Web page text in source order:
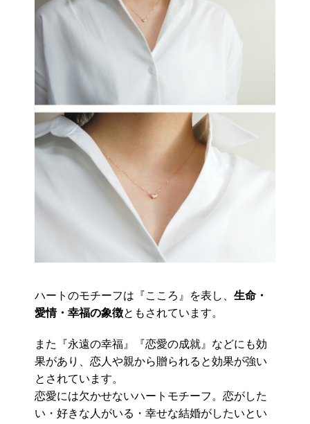
ハートのモチーフは『こころ』を表し、 生命・
愛情・幸福の象徴ともされています。
また『永遠の幸福』『恋愛の成就』などにも効
果があり、恋人や親から贈られると効果が強い
とされています。
恋愛には欠かせないハートモチーフ。恋がした
い・好きな人がいる・幸せな結婚がしたいとい